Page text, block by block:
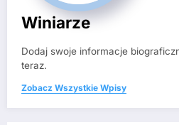
Winiarze
Dodaj swoje informacje
teraz.
Zobacz Wszystkie Wpisy